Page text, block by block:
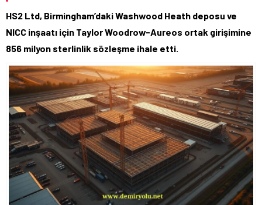
HS2 Ltd, Birmingham’daki Washwood Heath deposu ve
NICC inşaatı için Taylor Woodrow-Aureos ortak girişimine
856 milyon sterlinlik sözleşme ihale etti.